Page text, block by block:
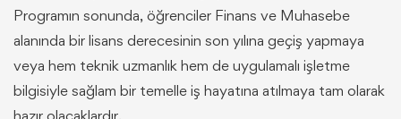
Programın sonunda, öğrenciler Finans ve Muhasebe
alanında bir lisans derecesinin son yılına geçiş yapmaya
veya hem teknik uzmanlık hem de uygulamalı işletme
bilgisiyle sağlam bir temelle iş hayatına atılmaya tam olarak
hazır olacaklardır.